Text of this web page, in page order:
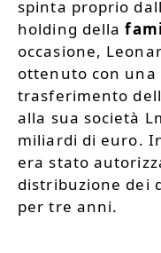
spinta proprio
holding della
occasione,
ottenuto con
trasferimento
alla sua società
miliardi di euro.
era stato
distribuzione dei
per tre anni.